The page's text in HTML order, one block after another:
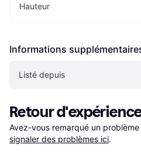
Hauteur
Informations
Listé depuis
Retour
Avez-vous remarqué un
signaler des problèmes ici.